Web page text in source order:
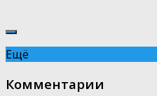
Ещё
Комментарии